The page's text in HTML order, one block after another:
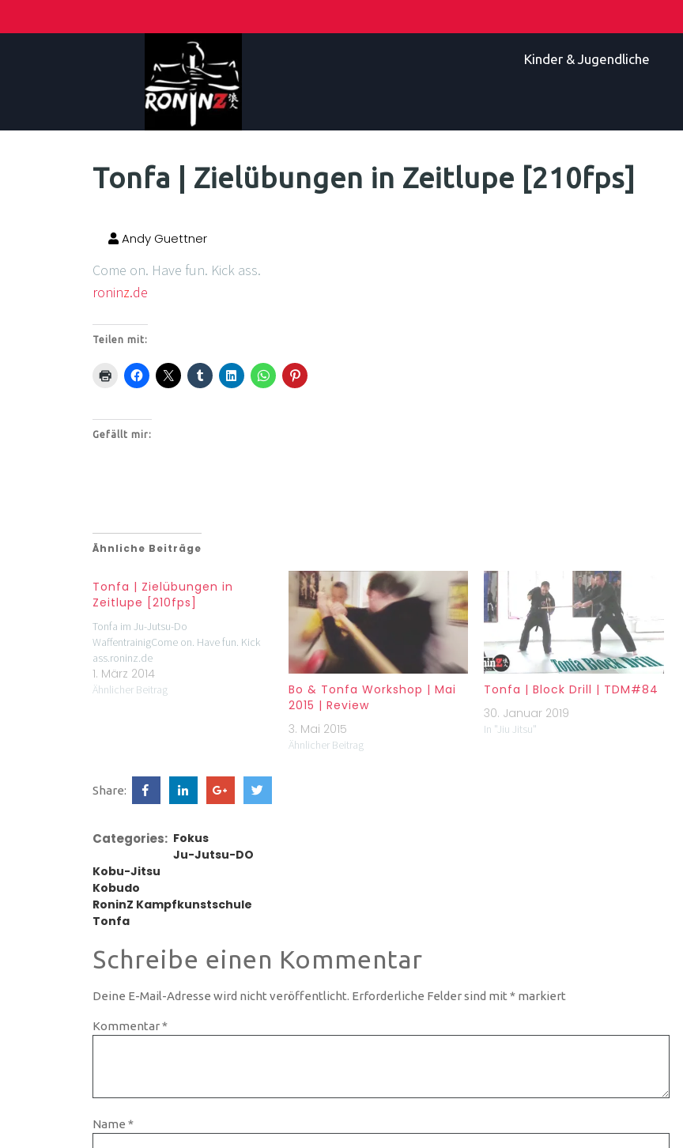
Kinder & Jugendliche
Tonfa | Zielübungen in Zeitlupe [210fps]
Andy Guettner
Come on. Have fun. Kick ass.
roninz.de
Teilen mit:
Gefällt mir:
Ähnliche Beiträge
Tonfa | Zielübungen in
Zeitlupe [210fps]
Tonfa im Ju-Jutsu-Do
WaffentrainigCome on. Have fun. Kick
ass.roninz.de
1. März 2014
Ähnlicher Beitrag
Bo & Tonfa Workshop | Mai
2015 | Review
3. Mai 2015
Ähnlicher Beitrag
Tonfa | Block Drill | TDM#84
30. Januar 2019
In "Jiu Jitsu"
Share:
Categories: Fokus
Ju-Jutsu-DO
Kobu-Jitsu
Kobudo
RoninZ Kampfkunstschule
Tonfa
Schreibe einen Kommentar
Deine E-Mail-Adresse wird nicht veröffentlicht. Erforderliche Felder sind mit * markiert
Kommentar*
Name *